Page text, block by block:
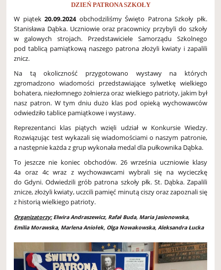
DZIEŃ PATRONA SZKOŁY
W piątek20.09.2024obchodziliśmy Święto Patrona Szkoły płk.
Stanisława Dąbka. Uczniowie oraz pracownicy przybyli do szkoły
w galowych strojach. Przedstawiciele Samorządu Szkolnego
pod tablicą pamiątkową naszego patrona złożyli kwiaty i zapalili
znicz.
Na tą okoliczność przygotowano wystawy na których
zgromadzono wiadomości przedstawiające sylwetkę wielkiego
bohatera, niezłomnego żołnierza oraz wielkiego patrioty, jakim był
nasz patron. W tym dniu dużo klas pod opieką wychowawców
odwiedziło tablice pamiątkowe i wystawy.
Reprezentanci klas piątych wzięli udział w Konkursie Wiedzy.
Rozwiązując test wykazali się wiadomościami o naszym patronie,
a następnie każda z grup wykonała medal dla pułkownika Dąbka.
To jeszcze nie koniec obchodów. 26 września uczniowie klasy
4a oraz 4c wraz z wychowawcami wybrali się na wycieczkę
do Gdyni. Odwiedzili grób patrona szkoły płk. St. Dąbka. Zapalili
znicze, złożyli kwiaty, uczcili pamięć minutą ciszy oraz zapoznali się
z historią wielkiego patrioty.
Organizatorzy:Elwira Andraszewicz, Rafał Buda, Maria Jasionowska,
Emilia Morawska, Marlena Aniołek, Olga Nowakowska, Aleksandra Łucka